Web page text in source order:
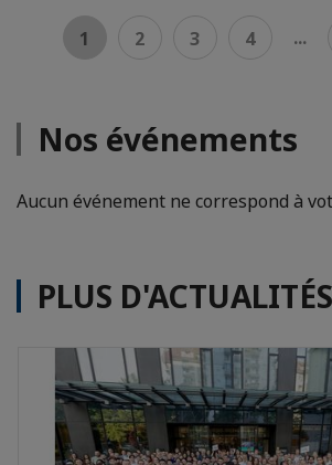
1 2 3 4 ...
Nos événements
Aucun événement ne correspond à
PLUS D'ACTUALITÉS